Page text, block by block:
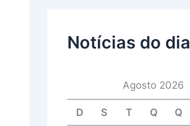
Notícias do dia
Agosto 2026
D S T Q Q